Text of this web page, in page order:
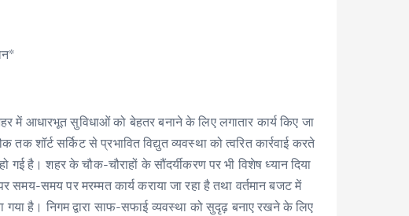
में आधारभूत सुविधाओं को बेहतर बनाने के लिए लगातार कार्य किए जा
शॉर्ट सर्किट से प्रभावित विद्युत व्यवस्था को त्वरित कार्रवाई करते
है। शहर के चौक-चौराहों के सौंदर्यीकरण पर भी विशेष ध्यान दिया
समय-समय पर मरम्मत कार्य कराया जा रहा है तथा वर्तमान बजट में
गया है। निगम द्वारा साफ-सफाई व्यवस्था को सुदृढ़ बनाए रखने के लिए